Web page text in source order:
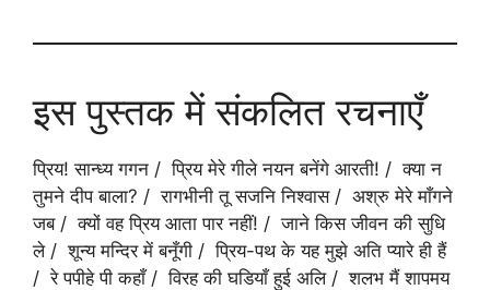
इस पुस्तक में संकलित रचनाएँ
प्रिय! सान्ध्य गगन / प्रिय मेरे गीले नयन बनेंगे आरती! / क्या न
तुमने दीप बाला? / रागभीनी तू सजनि निश्वास / अश्रु मेरे माँगने
जब / क्यों वह प्रिय आता पार नहीं! / जाने किस जीवन की सुधि
ले / शून्य मन्दिर में बनूँगी / प्रिय-पथ के यह मुझे अति प्यारे ही हैं
/ रे पपीहे पी कहाँ / विरह की घडियाँ हुई अलि / शलभ मैं शापमय